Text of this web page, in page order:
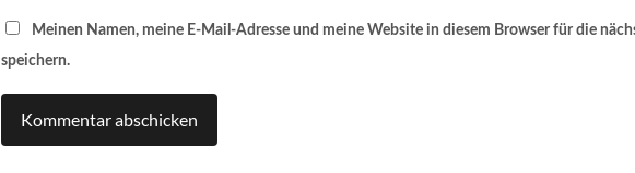
Meinen Namen, meine E-Mail-Adresse und meine Website in diesem Browser für die
speichern.